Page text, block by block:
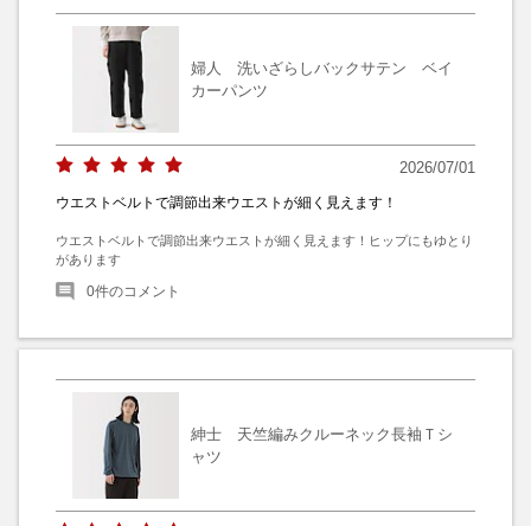
婦人 洗いざらしバックサテン ベイ
カーパンツ
2026/07/01
ウエストベルトで調節出来ウエストが細く見えます！
ウエストベルトで調節出来ウエストが細く見えます！ヒップにもゆとり
があります
0件のコメント
紳士 天竺編みクルーネック長袖Ｔシ
ャツ